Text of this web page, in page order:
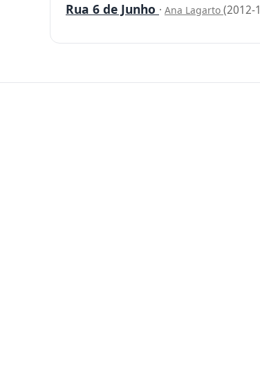
Rua 6 de Junho · Ana Lagarto (2012-